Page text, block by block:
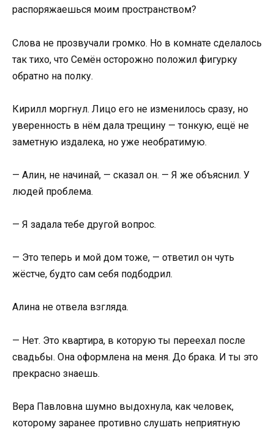
распоряжаешься моим пространством?
Слова не прозвучали громко. Но в комнате сделалось
так тихо, что Семён осторожно положил фигурку
обратно на полку.
Кирилл моргнул. Лицо его не изменилось сразу, но
уверенность в нём дала трещину — тонкую, ещё не
заметную издалека, но уже необратимую.
— Алин, не начинай, — сказал он. — Я же объяснил. У
людей проблема.
— Я задала тебе другой вопрос.
— Это теперь и мой дом тоже, — ответил он чуть
жёстче, будто сам себя подбодрил.
Алина не отвела взгляда.
— Нет. Это квартира, в которую ты переехал после
свадьбы. Она оформлена на меня. До брака. И ты это
прекрасно знаешь.
Вера Павловна шумно выдохнула, как человек,
которому заранее противно слушать неприятную